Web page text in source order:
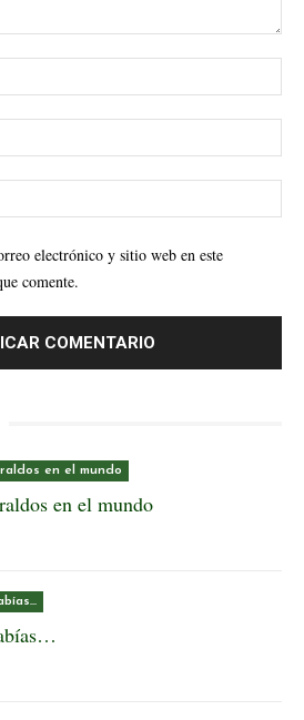
electrónico y sitio web en este
comente.
en el mundo
en el mundo